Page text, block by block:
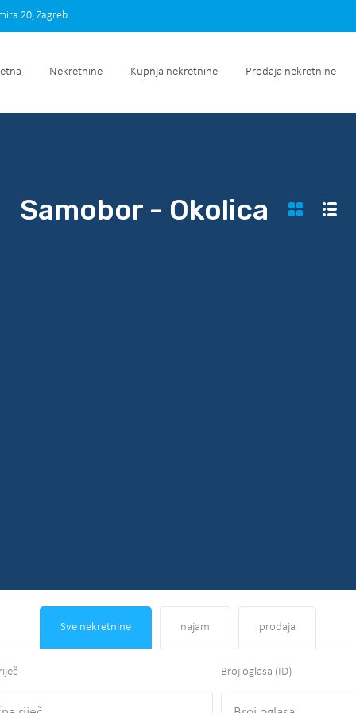
Početna Nekretnine Kupnja nekretnine Prodaja
20, Zagreb
Nekretnine Kupnja nekretnine Prodaja nekretnine
Samobor - Okolica
Sve nekretnine najam prodaja
Broj oglasa (ID)